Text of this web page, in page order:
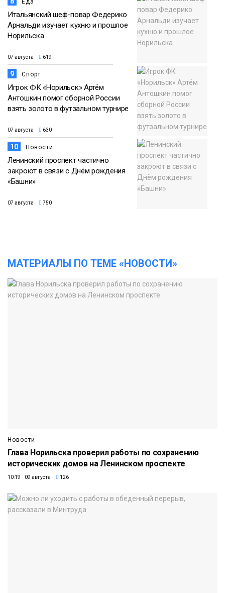
Еда
Итальянский шеф-повар Федерико
Арнальди изучает кухню и прошлое
Норильска
07 августа 619
9 Спорт
Игрок ФК «Норильск» Артём
Антошкин помог сборной России
взять золото в футзальном турнире
07 августа 630
10 Новости
Ленинский проспект частично
закроют в связи с Днём рождения
«Башни»
07 августа 750
МАТЕРИАЛЫ ПО ТЕМЕ «НОВОСТИ»
Новости
Глава Норильска проверил работы по сохранению
исторических домов на Ленинском проспекте
10:19 09 августа 126